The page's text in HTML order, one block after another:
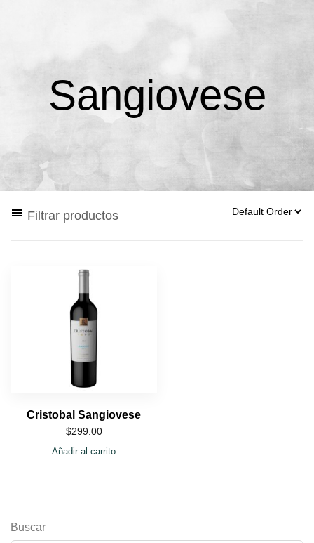
Sangiovese
Filtrar productos
Cristobal Sangiovese
$299.00
Añadir al carrito
Buscar